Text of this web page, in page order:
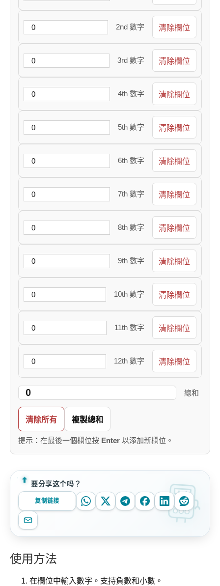
2nd 數字 清除欄位
3rd 數字 清除欄位
4th 數字 清除欄位
5th 數字 清除欄位
6th 數字 清除欄位
7th 數字 清除欄位
8th 數字 清除欄位
9th 數字 清除欄位
10th 數字 清除欄位
11th 數字 清除欄位
12th 數字 清除欄位
總和
清除所有 複製總和
提示：在最後一個欄位按 Enter 以添加新欄位。
要分享这个吗？
复制链接
使用方法
在欄位中輸入數字。支持負數和小數。